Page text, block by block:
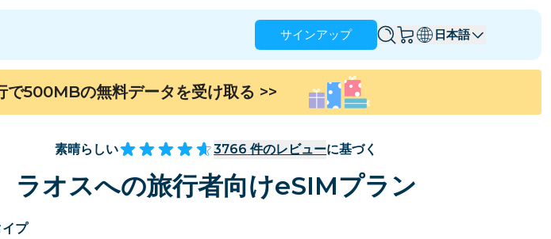
サインアップ 日本語
アンドラ アングィラ
ボスニア・ヘルツェゴビナ ブラジル ブルネイ
ヨーロッパ
で500MBの無料データを受け取る >>
素晴らしい 3766 件のレビューに基づく
ラオスへの旅行者向けeSIMプラン
プ